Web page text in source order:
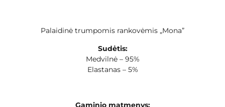
Palaidinė trumpomis rankovėmis „Mona”
Sudėtis:
Medvilnė – 95%
Elastanas – 5%
Gaminio matmenys: